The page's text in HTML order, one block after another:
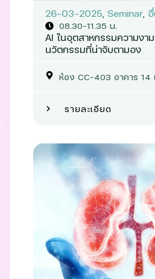
26-03-2025, Seminar,
08.30-11.35 น.
AI ในอุตสาหกรรมความงา
นวัตกรรมที่น่าจับตามอง
ห้อง CC-403 อาคาร 14
รายละเอียด